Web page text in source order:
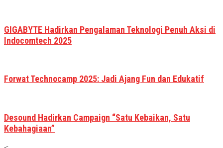
GIGABYTE Hadirkan Pengalaman Teknologi Penuh Aksi di
Indocomtech 2025
Forwat Technocamp 2025: Jadi Ajang Fun dan Edukatif
Desound Hadirkan Campaign “Satu Kebaikan, Satu
Kebahagiaan”